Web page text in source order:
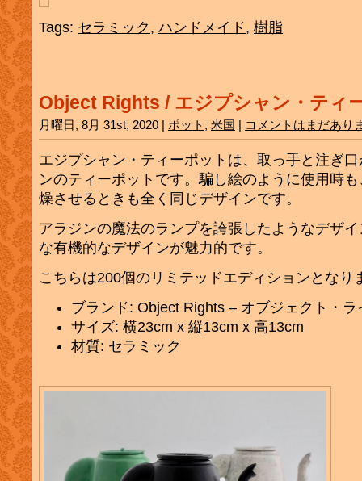
Tags: セラミック , ハンドメイド, 樹脂
Object Rights / エジプシャン・ティ
月曜日, 8月 31st, 2020 | ポット , 米国 | コメントはまだあり
エジプシャン・ティーポットは、取っ手と注ぎ
ンのティーポットです。騙し絵のように使用時
燥させるときも全く同じデザインです。
アラジンの魔法のランプを誇張したようなデザ
な有機的なデザインが魅力的です。
こちらは200個のリミテッドエディションとなり
ブランド: Object Rights – オブジェクト・
サイズ: 横23cm x 縦13cm x 高13cm
材質: セラミック